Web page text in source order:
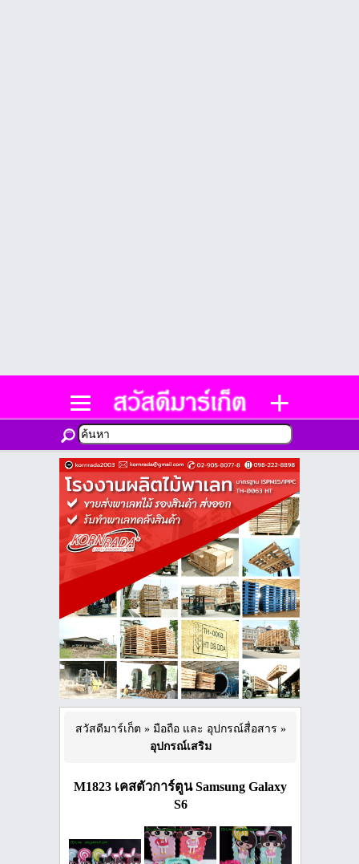
สวัสดีมาร์เก็ต » มือถือ และ อุปกรณ์สื่อสาร »
อุปกรณ์เสริม
M1823 เคสตัวการ์ตูน Samsung Galaxy
S6